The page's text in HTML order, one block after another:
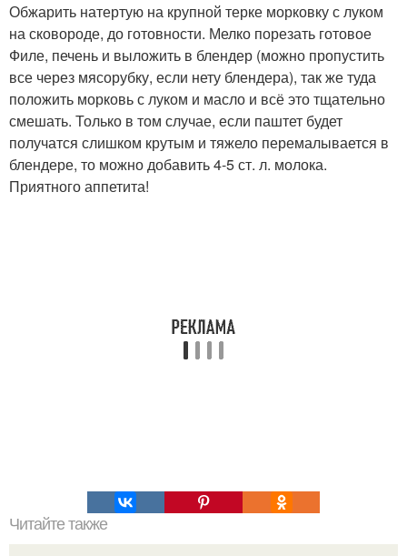
Обжарить натертую на крупной терке морковку с луком
на сковороде, до готовности. Мелко порезать готовое
Филе, печень и выложить в блендер (можно пропустить
все через мясорубку, если нету блендера), так же туда
положить морковь с луком и масло и всё это тщательно
смешать. Только в том случае, если паштет будет
получатся слишком крутым и тяжело перемалывается в
блендере, то можно добавить 4-5 ст. л. молока.
Приятного аппетита!
Читайте также